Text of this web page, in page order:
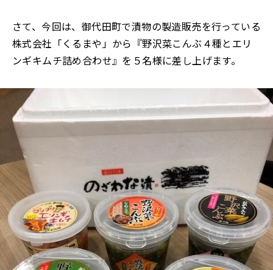
さて、今回は、御代田町で漬物の製造販売を行っている
株式会社「くるまや」から『野沢菜こんぶ４種とエリ
ンギキムチ詰め合わせ』を５名様に差し上げます。